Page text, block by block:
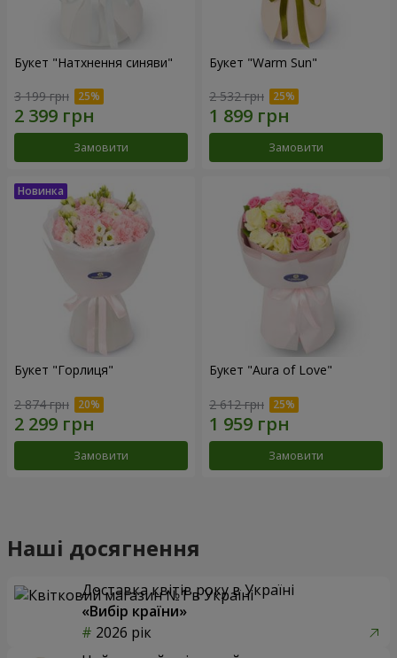
Букет "Натхнення синяви"
3 199 грн
Замовити
Букет "Warm Sun"
2 532 грн
Замовити
Букет "Горлиця"
2 874 грн
Замовити
Букет "Aura of Love"
2 612 грн
Замовити
Наші досягнення
Доставка квітів року в Україні
«Вибір країни»
2026 рік